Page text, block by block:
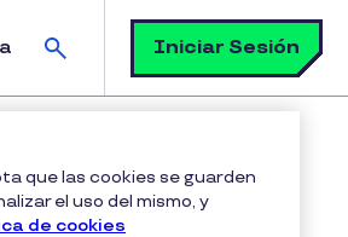
Buscar
Iniciar Sesión
que las cookies se guarden
el uso del mismo, y
de cookies